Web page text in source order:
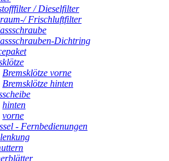
/ Dieselfilter
Frischluftfilter
Dichtring
Bremsklötze vorne
Bremsklötze hinten
hinten
vorne
- Fernbedienungen